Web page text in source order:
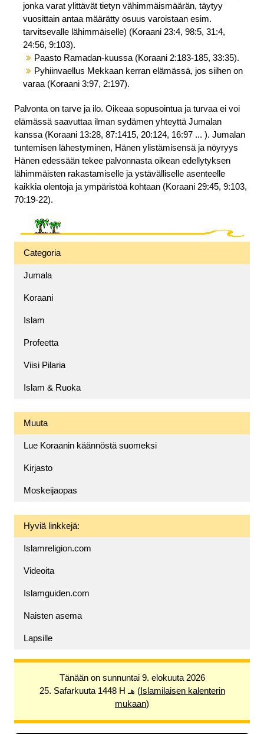
jonka varat ylittävät tietyn vähimmäismäärän, täytyy
vuosittain antaa määrätty osuus varoistaan esim.
tarvitsevalle lähimmäiselle) (Koraani 23:4, 98:5, 31:4,
24:56, 9:103).
Paasto Ramadan-kuussa (Koraani 2:183-185, 33:35).
Pyhiinvaellus Mekkaan kerran elämässä, jos siihen on
varaa (Koraani 3:97, 2:197).
Palvonta on tarve ja ilo. Oikeaa sopusointua ja turvaa ei voi
elämässä saavuttaa ilman sydämen yhteyttä Jumalan
kanssa (Koraani 13:28, 87:1415, 20:124, 16:97 ... ). Jumalan
tuntemisen lähestyminen, Hänen ylistämisensä ja nöyryys
Hänen edessään tekee palvonnasta oikean edellytyksen
lähimmäisten rakastamiselle ja ystävälliselle asenteelle
kaikkia olentoja ja ympäristöä kohtaan (Koraani 29:45, 9:103,
70:19-22).
Categoria
Jumala
Koraani
Islam
Profeetta
Viisi Pilaria
Islam & Ruoka
Muuta
Lue Koraanin käännöstä suomeksi
Kirjasto
Moskeijaopas
Hyviä linkkejä:
Islamreligion.com
Videoita
Islamguiden.com
Naisten asema
Lapsille
Tänään on sunnuntai 9. elokuuta 2026
25. Safarkuuta 1448 H هـ (Islamilaisen kalenterin
mukaan)